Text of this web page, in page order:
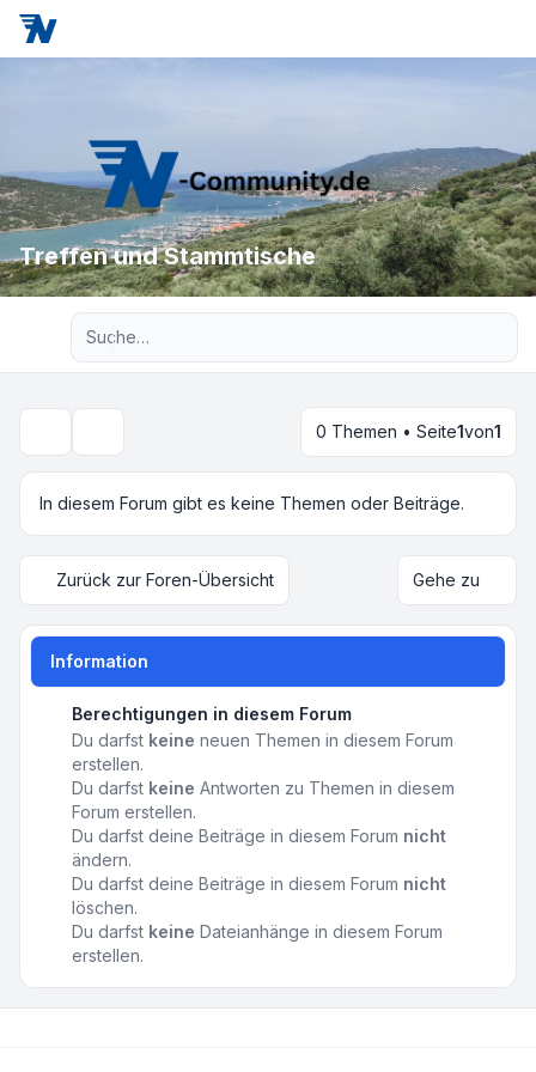
Treffen und Stammtische
0 Themen • Seite1von1
In diesem Forum gibt es keine Themen oder Beiträge.
Zurück zur Foren-Übersicht Gehe zu
Information
Berechtigungen in diesem Forum
Du darfst keine neuen Themen in diesem Forum
erstellen.
Du darfst keine Antworten zu Themen in diesem
Forum erstellen.
Du darfst deine Beiträge in diesem Forum nicht
ändern.
Du darfst deine Beiträge in diesem Forum nicht
löschen.
Du darfst keine Dateianhänge in diesem Forum
erstellen.